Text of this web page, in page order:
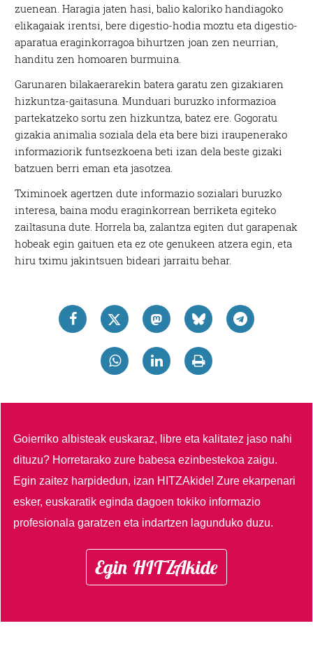
zuenean. Haragia jaten hasi, balio kaloriko handiagoko
elikagaiak irentsi, bere digestio-hodia moztu eta digestio-
aparatua eraginkorragoa bihurtzen joan zen neurrian,
handitu zen homoaren burmuina.
Garunaren bilakaerarekin batera garatu zen gizakiaren
hizkuntza-gaitasuna. Munduari buruzko informazioa
partekatzeko sortu zen hizkuntza, batez ere. Gogoratu
gizakia animalia soziala dela eta bere bizi iraupenerako
informaziorik funtsezkoena beti izan dela beste gizaki
batzuen berri eman eta jasotzea.
Tximinoek agertzen dute informazio sozialari buruzko
interesa, baina modu eraginkorrean berriketa egiteko
zailtasuna dute. Horrela ba, zalantza egiten dut garapenak
hobeak egin gaituen eta ez ote genukeen atzera egin, eta
hiru tximu jakintsuen bideari jarraitu behar.
Goierriko albisteak euskaraz, libre eta kalitatez jaso nahi
dituzu? Horretarako zure babesa ezinbestekoa zaigu.
Egin zaitez harpidedun, izan HITZAkide!Zure ekarpenari
esker, euskaratik eginda dagoen tokiko informazio
profesionala garatzen eta indartzen lagunduko duzu.
Egin HITZAkide